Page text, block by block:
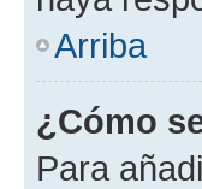
Arriba
¿Cómo
Para